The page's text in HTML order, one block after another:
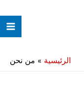
الرئيسية » من نحن